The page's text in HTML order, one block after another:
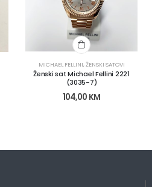
MICHAEL FELLINI,ŽENSKI SATOVI
Ženski sat Michael Fellini 2221
(3035-7)
104,00 KM